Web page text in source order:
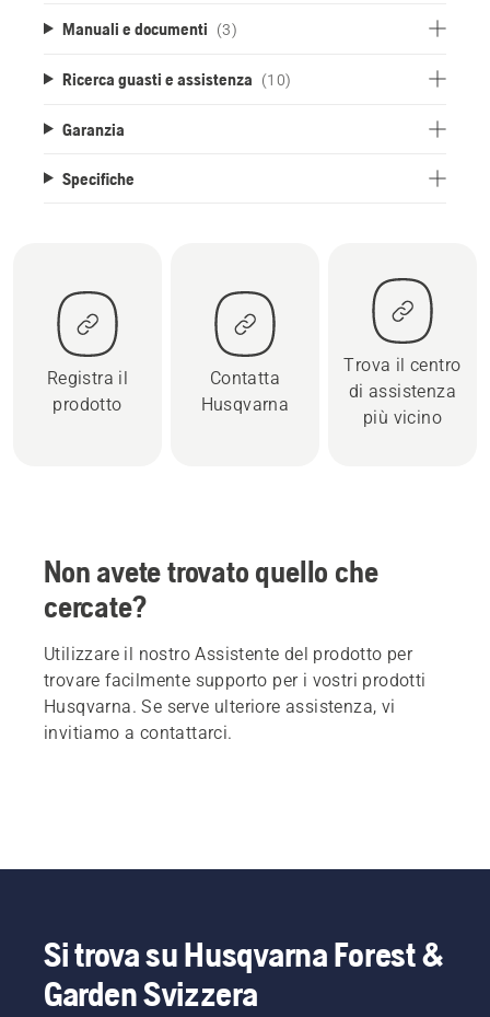
Manuali e documenti (3)
Ricerca guasti e assistenza (10)
Garanzia
Specifiche
Registra il
prodotto
Contatta
Husqvarna
Trova il centro
di assistenza
più vicino
Non avete trovato quello che
cercate?
Utilizzare il nostro Assistente del prodotto per
trovare facilmente supporto per i vostri prodotti
Husqvarna. Se serve ulteriore assistenza, vi
invitiamo a contattarci.
Si trova su Husqvarna Forest &
Garden Svizzera